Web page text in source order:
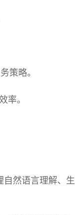
策略。
率。
自然语言理解、生